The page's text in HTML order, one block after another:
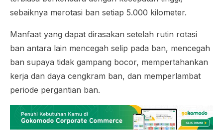
sebaiknya merotasi ban setiap 5.000 kilometer.
Manfaat yang dapat dirasakan setelah rutin rotasi
ban antara lain mencegah selip pada ban, mencegah
ban supaya tidak gampang bocor, mempertahankan
kerja dan daya cengkram ban, dan memperlambat
periode pergantian ban.